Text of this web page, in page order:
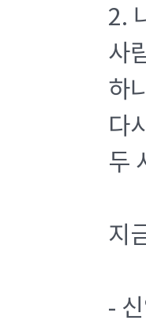
2.
사
하
다
두
지
-